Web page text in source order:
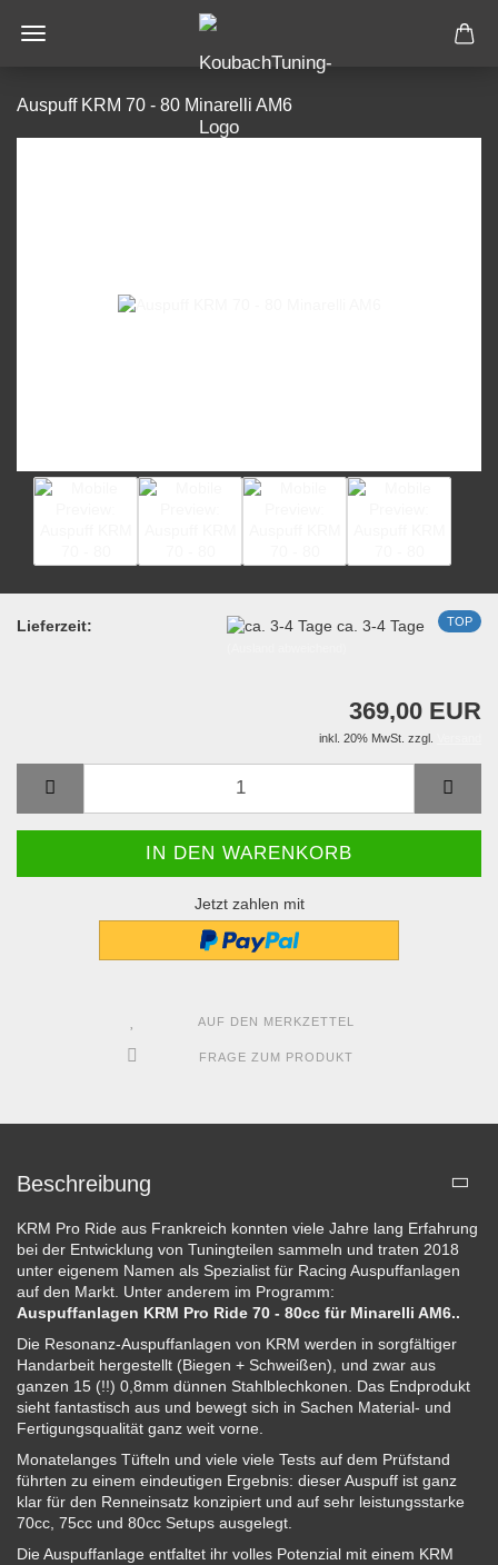
Auspuff KRM 70 - 80 Minarelli AM6
TOP
Lieferzeit: ca. 3-4 Tage
369,00 EUR
inkl. 20% MwSt. zzgl.
Jetzt zahlen mit
AUF DEN MERKZETTEL
FRAGE ZUM PRODUKT
Beschreibung
KRM Pro Ride aus Frankreich konnten viele Jahre lang Erfahrung
bei der Entwicklung von Tuningteilen sammeln und traten 2018
unter eigenem Namen als Spezialist für Racing Auspuffanlagen
auf den Markt. Unter anderem im Programm:
Auspuffanlagen KRM Pro Ride 70 - 80cc für Minarelli AM6..
Die Resonanz-Auspuffanlagen von KRM werden in sorgfältiger
Handarbeit hergestellt (Biegen + Schweißen), und zwar aus
ganzen 15 (!!) 0,8mm dünnen Stahlblechkonen. Das Endprodukt
sieht fantastisch aus und bewegt sich in Sachen Material- und
Fertigungsqualität ganz weit vorne.
Monatelanges Tüfteln und viele viele Tests auf dem Prüfstand
führten zu einem eindeutigen Ergebnis: dieser Auspuff ist ganz
klar für den Renneinsatz konzipiert und auf sehr leistungsstarke
70cc, 75cc und 80cc Setups ausgelegt.
Die Auspuffanlage entfaltet ihr volles Potenzial mit einem KRM